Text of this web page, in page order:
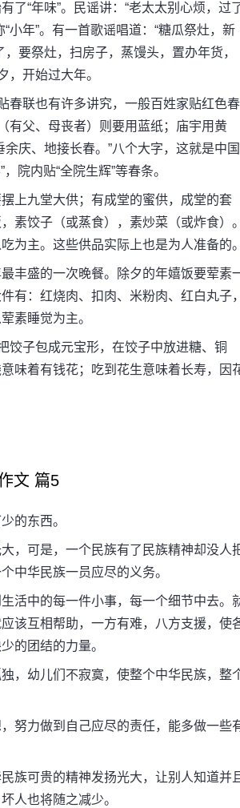
“年味”。民谣讲：“老太太别心烦，过
年”。有一首歌谣唱道：“糖瓜祭灶，新
要祭灶，扫房子，蒸馒头，置办年货，
，开始过大年。
联也有许多讲究，一般百姓家贴红色春
有父、母丧者）则要用蓝纸；庙宇用黄
庆、地接长春。”八个大字，这就是中国
院内贴“全院生辉”等春条。
上九堂大供；有成堂的蜜供，成堂的套
素饺子（或蒸食），素炒菜（或炸食）。
为主。这些供品实际上也是为人准备的。
盛的一次晚餐。除夕的年嬉饭要荤素
有：红烧肉、扣肉、米粉肉、红白丸子，
素睡觉为主。
子包成元宝形，在饺子中放进糖、铜
味着有钱花；吃到花生意味着长寿，因
文 篇5
的东西。
可是，一个民族有了民族精神却没人
中华民族一员应尽的义务。
中的每一件小事，每一个细节中去。
该互相帮助，一方有难，八方支援，使
的团结的力量。
幼儿们不寂寞，使整个中华民族，整
力做到自己应尽的责任，能多做一些
可贵的精神发扬光大，让别人知道并
人也将随之减少。